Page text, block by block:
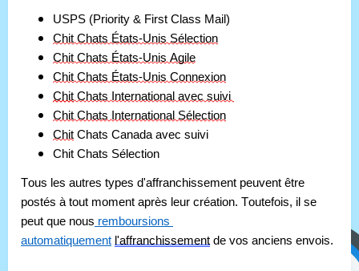
USPS (Priority & First Class Mail)
Chit Chats États-Unis Sélection
Chit Chats États-Unis Agile
Chit Chats États-Unis Connexion
Chit Chats International avec suivi
Chit Chats International Sélection
Chit Chats Canada avec suivi
Chit Chats Sélection
Tous les autres types d'affranchissement peuvent être
postés à tout moment après leur création. Toutefois, il se
peut que nous remboursions
automatiquement l'affranchissement de vos anciens envois.